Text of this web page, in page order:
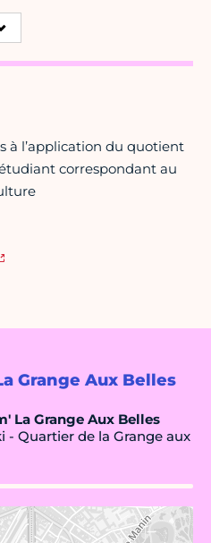
Grange Aux Belles
La Grange Aux Belles
- Quartier de la Grange aux
à l’application du quotient
correspondant au